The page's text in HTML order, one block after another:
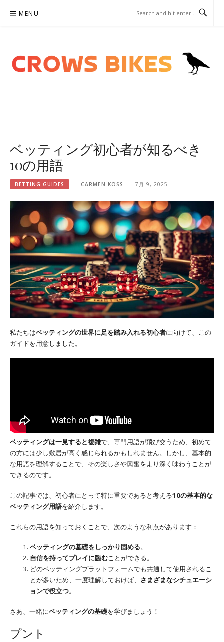
MENU
ベッティング初心者が知るべき
10の用語
BETTING GUIDES CARMEN KOSS 7月 9, 2025
私たちはベッティングの世界に足を踏み入れる初心者に向けて、この
ガイドを用意しました。
ベッティングは一見すると複雑で、専門用語が飛び交うため、初めて
の方には少し敷居が高く感じられるかもしれません。しかし、基本的
な用語を理解することで、その楽しさや興奮をより深く味わうことが
できるのです。
この記事では、初心者にとって特に重要であると考える10の基本的な
ベッティング用語を紹介します。
これらの用語を知っておくことで、次のような利点があります：
ベッティングの基礎をしっかり固める。
自信を持ってプレイに臨むことができる。
どのベッティングプラットフォームでも共通して使用されるこ
とが多いため、一度理解しておけば、 さまざまなシチュエーシ
ョンで役立つ。
さあ、一緒にベッティングの基礎を学びましょう！
プント